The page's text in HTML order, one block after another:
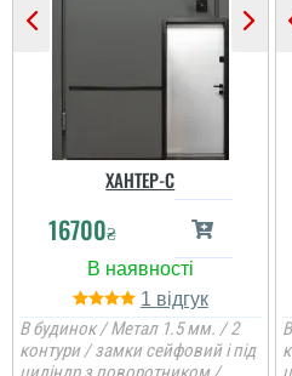
ХАНТЕР-С
16700₴
1
В будинок / Метал 1.5 мм. / 2
контури / замки сейфовий і під